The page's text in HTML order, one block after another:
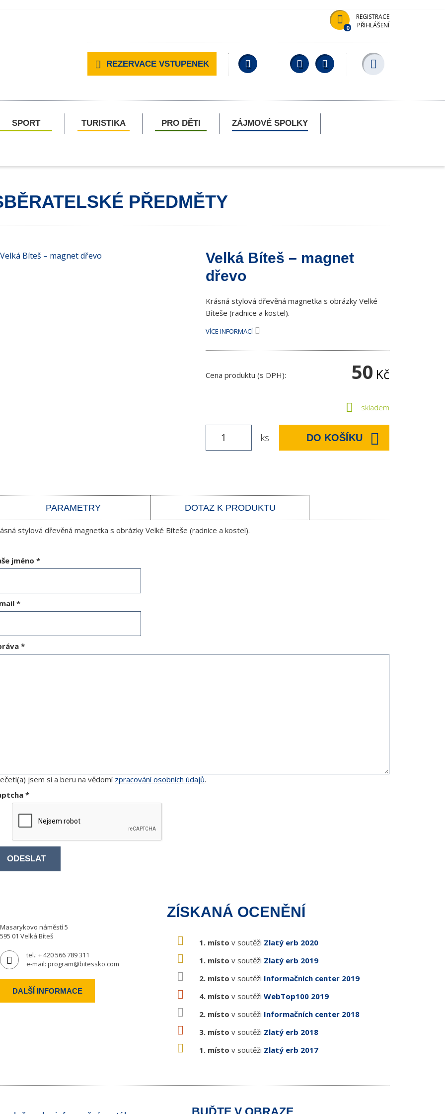
0
REGISTRACE
PŘIHLÁŠENÍ
REZERVACE VSTUPENEK Facebook YouTubeWikipedia
SPORT TURISTIKA PRO DĚTI ZÁJMOVÉ SPOLKY
PŘEDMĚTY
Velká Bíteš – magnet
dřevo
Krásná stylová dřevěná magnetka s obrázky Velké
Bíteše (radnice a kostel).
VÍCE INFORMACÍ
Cena produktu (s DPH): 50 Kč
skladem
ks DO KOŠÍKU
PARAMETRY DOTAZ K PRODUKTU
stylová dřevěná magnetka s obrázky Velké Bíteše (radnice a kostel).
jméno *
*
*
jsem si a beru na vědomí zpracování osobních údajů.
*
ODESLAT
Masarykovo náměstí 5
595 01 Velká Bíteš
tel.: + 420 566 789 311
e-mail: program@bitessko.com
DALŠÍ INFORMACE
ZÍSKANÁ OCENĚNÍ
1. místo v soutěži Zlatý erb 2020
1. místo v soutěži Zlatý erb 2019
2. místo v soutěži Informačních center 2019
4. místo v soutěži WebTop100 2019
2. místo v soutěži Informačních center 2018
3. místo v soutěži Zlatý erb 2018
1. místo v soutěži Zlatý erb 2017